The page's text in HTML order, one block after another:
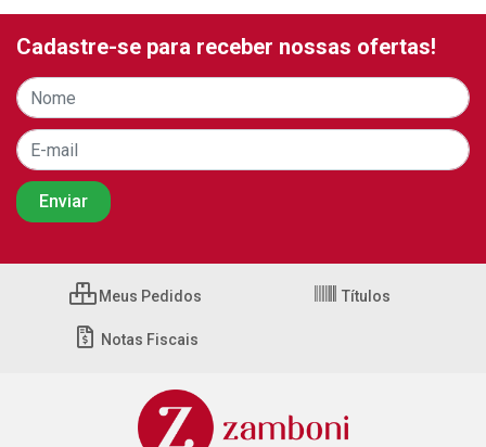
Cadastre-se para receber nossas ofertas!
Meus Pedidos Títulos
Notas Fiscais